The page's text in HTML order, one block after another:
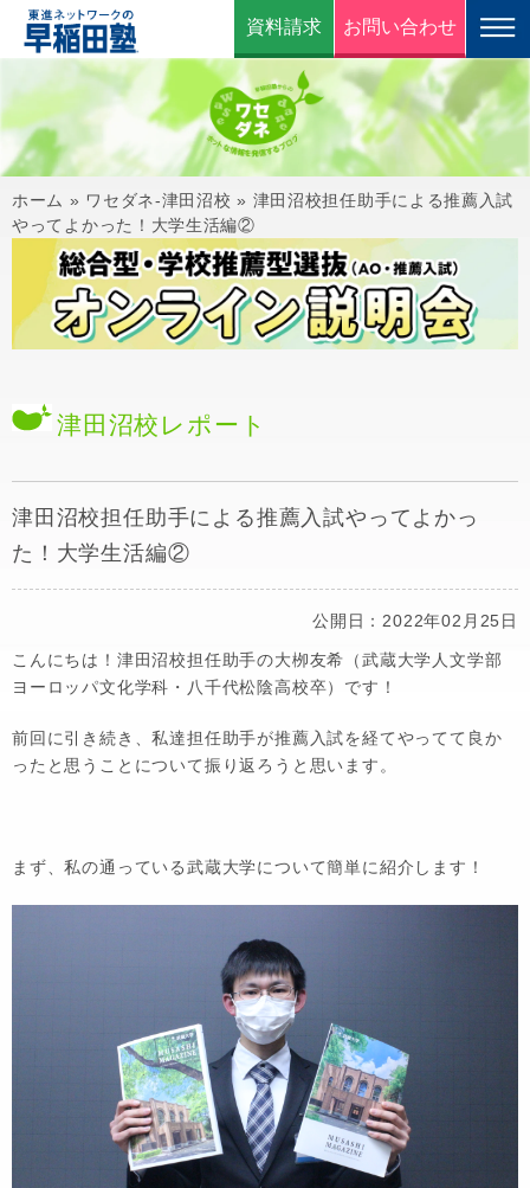
資料請求 お問い合わせ
ホーム » ワセダネ-津田沼校 » 津田沼校担任助手による推薦入試
やってよかった！大学生活編②
津田沼校 レポート
津田沼校担任助手による推薦入試やってよかっ
た！大学生活編②
公開日：2022年02月25日
こんにちは！津田沼校担任助手の大栁友希（武蔵大学人文学部
ヨーロッパ文化学科・八千代松陰高校卒）です！
前回に引き続き、私達担任助手が推薦入試を経てやってて良か
ったと思うことについて振り返ろうと思います。
まず、私の通っている武蔵大学について簡単に紹介します！